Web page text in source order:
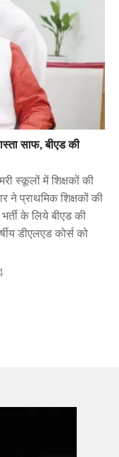
साफ, बीएड की
स्कूलों में शिक्षकों की
ने प्राथमिक शिक्षकों की
के लिये बीएड की
डीएलएड कोर्स को